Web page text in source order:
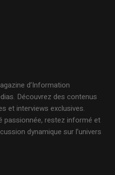
d’Information
Découvrez des contenus
et interviews exclusives.
passionnée, restez informé et
dynamique sur l’univers